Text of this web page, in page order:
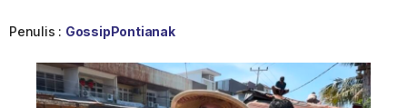
Penulis : GossipPontianak